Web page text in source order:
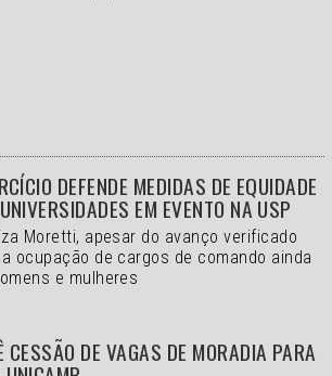
DEFENDE MEDIDAS DE EQUIDADE
EM EVENTO NA USP
Moretti, apesar do avanço verificado
ocupação de cargos de comando ainda
e mulheres
CESSÃO DE VAGAS DE MORADIA PARA